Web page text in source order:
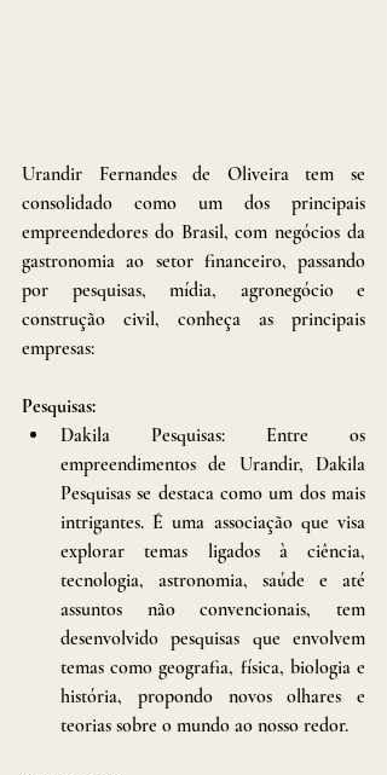
Urandir Fernandes de Oliveira tem se
consolidado como um dos principais
empreendedores do Brasil, com negócios da
gastronomia ao setor financeiro, passando
por pesquisas, mídia, agronegócio e
construção civil, conheça as principais
empresas:
Pesquisas:
Dakila Pesquisas: Entre os
empreendimentos de Urandir, Dakila
Pesquisas se destaca como um dos mais
intrigantes. É uma associação que visa
explorar temas ligados à ciência,
tecnologia, astronomia, saúde e até
assuntos não convencionais, tem
desenvolvido pesquisas que envolvem
temas como geografia, física, biologia e
história, propondo novos olhares e
teorias sobre o mundo ao nosso redor.